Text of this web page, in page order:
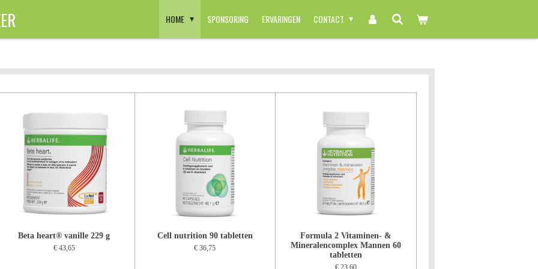
HOME SPONSORING ERVARINGEN CONTACT
Beta heart® vanille 229 g
€ 43,65
Cell nutrition 90 tabletten
€ 36,75
Formula 2 Vitaminen- &
Mineralencomplex Mannen 60
tabletten
€ 23,60